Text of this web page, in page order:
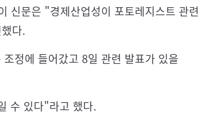
신문은 "경제산업성이 포토레지스트 관련
다.
정에 들어갔고 8일 관련 발표가 있을
수 있다"라고 했다.